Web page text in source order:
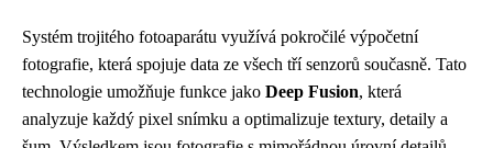
Systém trojitého fotoaparátu využívá pokročilé výpočetní
fotografie, která spojuje data ze všech tří senzorů současně. Tato
technologie umožňuje funkce jako Deep Fusion, která
analyzuje každý pixel snímku a optimalizuje textury, detaily a